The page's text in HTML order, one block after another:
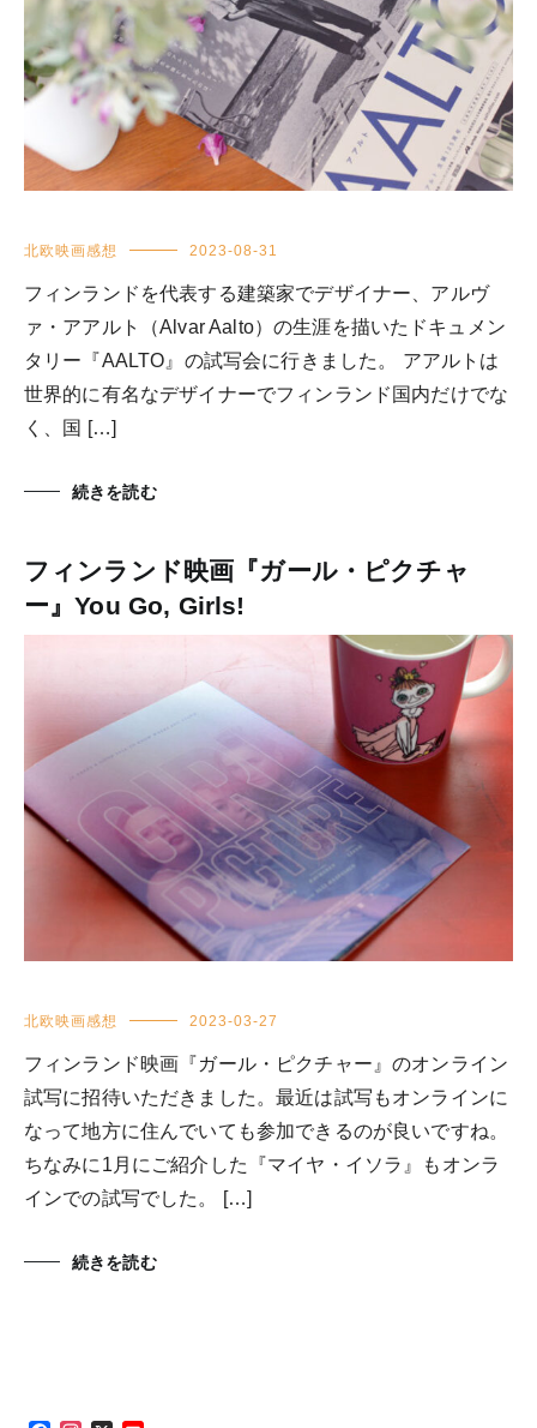
北欧映画感想 2023-08-31
フィンランドを代表する建築家でデザイナー、アルヴ
ァ・アアルト（Alvar Aalto）の生涯を描いたドキュメン
タリー『AALTO』の試写会に行きました。 アアルトは
世界的に有名なデザイナーでフィンランド国内だけでな
く、国 […]
続きを読む
フィンランド映画『ガール・ピクチャ
ー』You Go, Girls!
北欧映画感想 2023-03-27
フィンランド映画『ガール・ピクチャー』のオンライン
試写に招待いただきました。最近は試写もオンラインに
なって地方に住んでいても参加できるのが良いですね。
ちなみに1月にご紹介した『マイヤ・イソラ』もオンラ
インでの試写でした。 […]
続きを読む